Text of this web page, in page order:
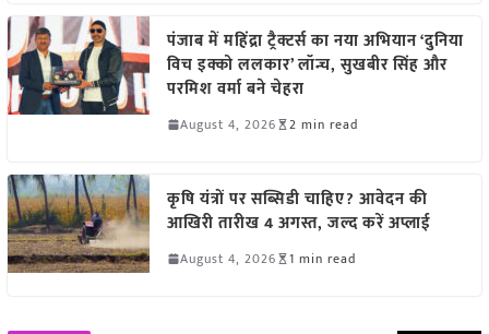
पंजाब में महिंद्रा ट्रैक्टर्स का नया अभियान ‘दुनिया
विच इक्को ललकार’ लॉन्च, सुखबीर सिंह और
परमिश वर्मा बने चेहरा
August 4, 2026 2 min read
कृषि यंत्रों पर सब्सिडी चाहिए? आवेदन की
आखिरी तारीख 4 अगस्त, जल्द करें अप्लाई
August 4, 2026 1 min read